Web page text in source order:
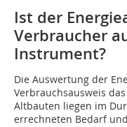
Ist der
Verbraucher
Instrument?
Die Auswertung der
Verbrauchsausweis
Altbauten liegen im
errechneten Bedarf